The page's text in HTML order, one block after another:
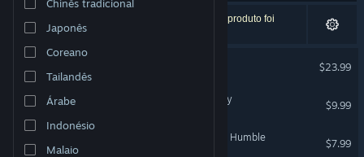
Alterar idioma
Instala a app móvel do Steam
Ver versão para computadores
Chinês tradicional
Japonês
Coreano
Tailandês
Árabe
Indonésio
Malaio
6 resultados correspondentes à tua pesquisa. 1 produto foi
excluído com base nas tuas preferências.
$23.99
The Planet Crafter - Toxicity
$9.99
The Planet Crafter - Planet Humble
$7.99